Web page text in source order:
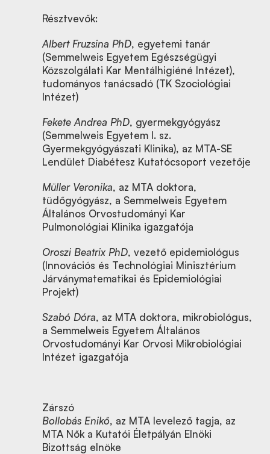
Résztvevők:
Albert Fruzsina PhD, egyetemi tanár
(Semmelweis Egyetem Egészségügyi
Közszolgálati Kar Mentálhigiéné Intézet),
tudományos tanácsadó (TK Szociológiai
Intézet)
Fekete Andrea PhD, gyermekgyógyász
(Semmelweis Egyetem I. sz.
Gyermekgyógyászati Klinika), az MTA-SE
Lendület Diabétesz Kutatócsoport vezetője
Müller Veronika, az MTA doktora,
tüdőgyógyász, a Semmelweis Egyetem
Általános Orvostudományi Kar
Pulmonológiai Klinika igazgatója
Oroszi Beatrix PhD, vezető epidemiológus
(Innovációs és Technológiai Minisztérium
Járványmatematikai és Epidemiológiai
Projekt)
Szabó Dóra, az MTA doktora, mikrobiológus,
a Semmelweis Egyetem Általános
Orvostudományi Kar Orvosi Mikrobiológiai
Intézet igazgatója
Zárszó
Bollobás Enikő, az MTA levelező tagja, az
MTA Nők a Kutatói Életpályán Elnöki
Bizottság elnöke